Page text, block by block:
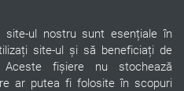
site-ul nostru sunt esențiale în
site-ul și să beneficiați de
fișiere nu stochează
ar putea fi folosite în scopuri